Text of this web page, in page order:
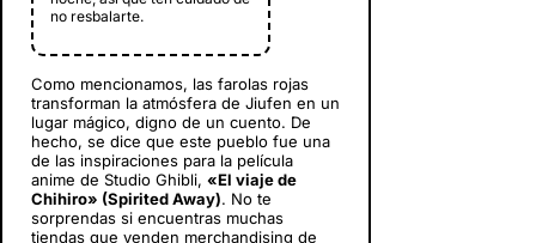
no resbalarte.
Como mencionamos, las farolas rojas
transforman la atmósfera de Jiufen en un
lugar mágico, digno de un cuento. De
hecho, se dice que este pueblo fue una
de las inspiraciones para la película
anime de Studio Ghibli, «El viaje de
Chihiro» (Spirited Away). No te
sorprendas si encuentras muchas
tiendas que venden merchandising de